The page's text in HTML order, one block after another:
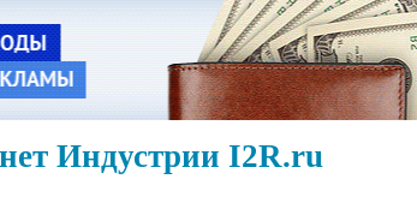
Индустрии I2R.ru